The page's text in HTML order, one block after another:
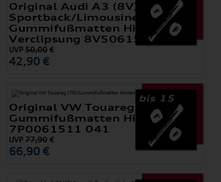
Original Audi A3 (8V)
Sportback/Limousine
Gummifußmatten Hinten mit
Verclipsung 8V5061512 041
UVP50,00 €
42,90 €
bis 15
Original VW Touareg (7P)
Gummifußmatten Hinten
7P0061511 041
UVP77,90 €
66,90 €